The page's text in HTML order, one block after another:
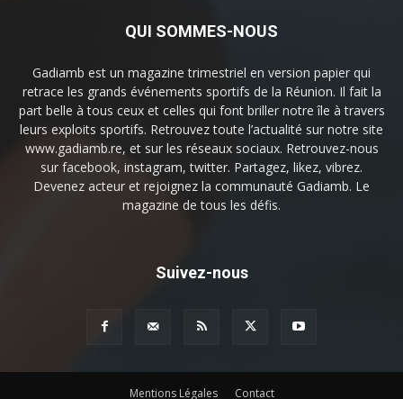
QUI SOMMES-NOUS
Gadiamb est un magazine trimestriel en version papier qui
retrace les grands événements sportifs de la Réunion. Il fait la
part belle à tous ceux et celles qui font briller notre île à travers
leurs exploits sportifs. Retrouvez toute l’actualité sur notre site
www.gadiamb.re, et sur les réseaux sociaux. Retrouvez-nous
sur facebook, instagram, twitter. Partagez, likez, vibrez.
Devenez acteur et rejoignez la communauté Gadiamb. Le
magazine de tous les défis.
Suivez-nous
Mentions Légales Contact